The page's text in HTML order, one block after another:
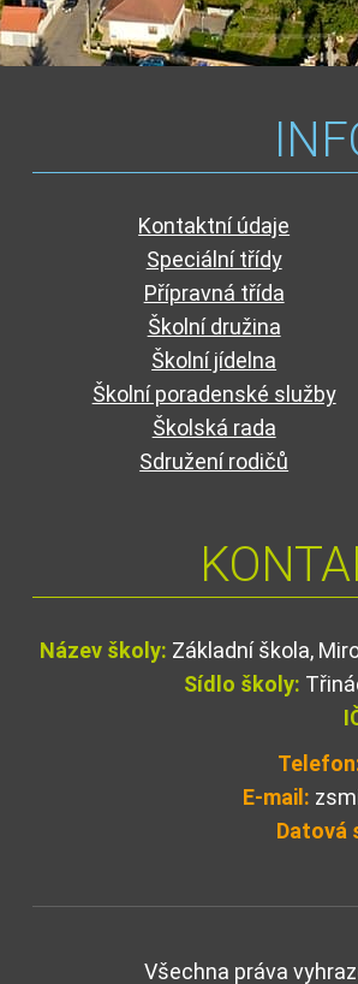
Kontaktní údaje
Speciální třídy
Přípravná třída
Školní družina
Školní jídelna
Školní poradenské služby
Školská rada
Sdružení rodičů
Název školy: Základní škola,
Sídlo školy:
E-mail:
Datová
Všechna práva